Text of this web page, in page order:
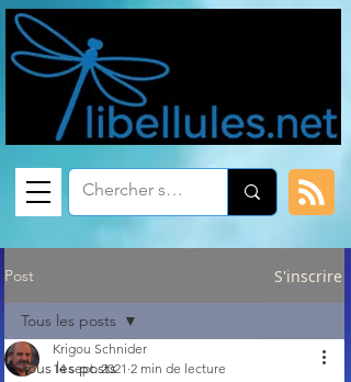
Post S'inscrire
Tous les posts
Tous les posts
Krigou Schnider
14 sept. 2021 2 min de lecture